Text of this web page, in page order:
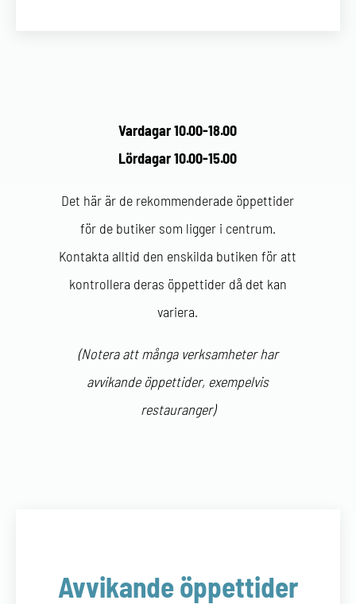
Vardagar 10.00-18.00
Lördagar 10.00-15.00
Det här är de rekommenderade öppettider
för de butiker som ligger i centrum.
Kontakta alltid den enskilda butiken för att
kontrollera deras öppettider då det kan
variera.
(Notera att många verksamheter har
avvikande öppettider, exempelvis
restauranger)
Avvikande öppettider